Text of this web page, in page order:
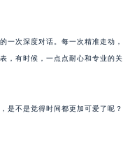
一次深度对话。每一次精准走动，
，有时候，一点点耐心和专业的关
是不是觉得时间都更加可爱了呢？